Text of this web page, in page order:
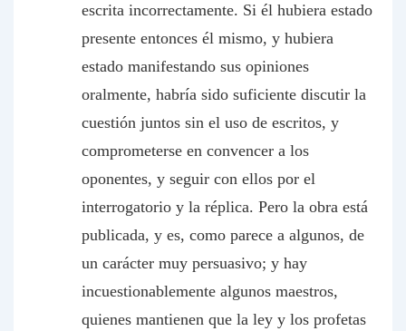
escrita incorrectamente. Si él hubiera estado
presente entonces él mismo, y hubiera
estado manifestando sus opiniones
oralmente, habría sido suficiente discutir la
cuestión juntos sin el uso de escritos, y
comprometerse en convencer a los
oponentes, y seguir con ellos por el
interrogatorio y la réplica. Pero la obra está
publicada, y es, como parece a algunos, de
un carácter muy persuasivo; y hay
incuestionablemente algunos maestros,
quienes mantienen que la ley y los profetas